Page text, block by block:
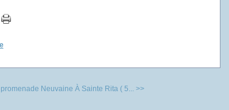
Neuvaine À Sainte Rita ( 5... >>